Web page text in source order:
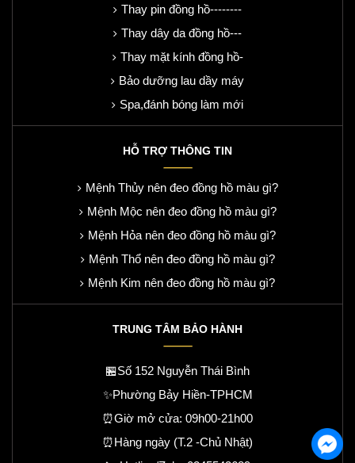
Thay pin đồng hồ--------
Thay dây da đồng hồ---
Thay mặt kính đồng hồ-
Bảo dưỡng lau dầy máy
Spa,đánh bóng làm mới
HỖ TRỢ THÔNG TIN
Mệnh Thủy nên đeo đồng hồ màu gì?
Mệnh Mộc nên đeo đồng hồ màu gì?
Mệnh Hỏa nên đeo đồng hồ màu gì?
Mệnh Thổ nên đeo đồng hồ màu gì?
Mệnh Kim nên đeo đồng hồ màu gì?
TRUNG TÂM BẢO HÀNH
🏪Số 152 Nguyễn Thái Bình
✨Phường Bảy Hiền-TPHCM
⏰Giờ mở cửa: 09h00-21h00
⏰Hàng ngày (T.2 -Chủ Nhật)